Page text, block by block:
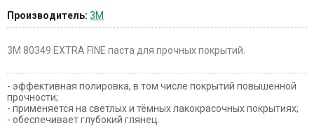
Производитель: 3M
3M 80349 EXTRA FINE паста для прочных покрытий.
- эффективная полировка, в том числе покрытий повышенной
прочности;
- применяется на светлых и тёмных лакокрасочных покрытиях;
- обеспечивает глубокий глянец.